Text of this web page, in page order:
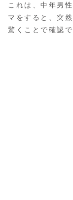
これは、中年男
マをすると、突
驚くことで確認